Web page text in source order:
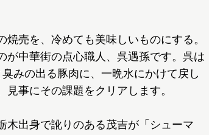
売を、冷めても美味しいものにする。
が中華街の点心職人、呉遇孫です。呉は
みの出る豚肉に、一晩水にかけて戻し
事にその課題をクリアします。
出身で訛りのある茂吉が「シューマ